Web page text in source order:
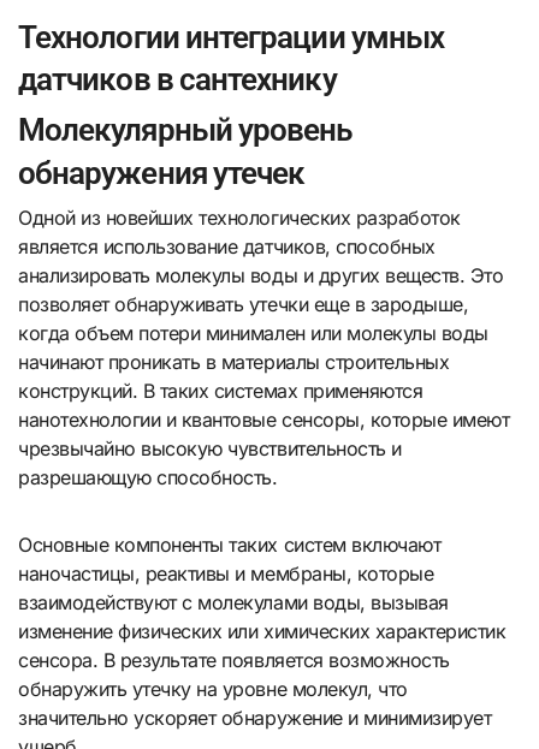
Технологии интеграции умных
датчиков в сантехнику
Молекулярный уровень
обнаружения утечек
Одной из новейших технологических разработок
является использование датчиков, способных
анализировать молекулы воды и других веществ. Это
позволяет обнаруживать утечки еще в зародыше,
когда объем потери минимален или молекулы воды
начинают проникать в материалы строительных
конструкций. В таких системах применяются
нанотехнологии и квантовые сенсоры, которые имеют
чрезвычайно высокую чувствительность и
разрешающую способность.
Основные компоненты таких систем включают
наночастицы, реактивы и мембраны, которые
взаимодействуют с молекулами воды, вызывая
изменение физических или химических характеристик
сенсора. В результате появляется возможность
обнаружить утечку на уровне молекул, что
значительно ускоряет обнаружение и минимизирует